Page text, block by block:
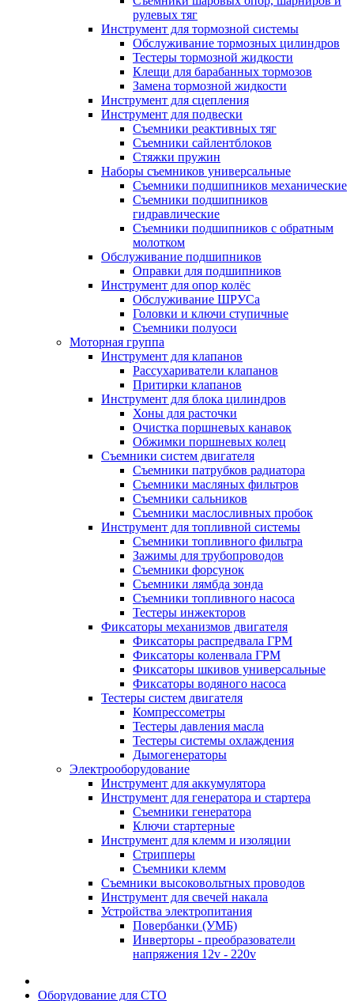
рулевых тяг
Инструмент для тормозной системы
Обслуживание тормозных цилиндров
Тестеры тормозной жидкости
Клещи для барабанных тормозов
Замена тормозной жидкости
Инструмент для сцепления
Инструмент для подвески
Съемники реактивных тяг
Съемники сайлентблоков
Стяжки пружин
Наборы съемников универсальные
Съемники подшипников механические
Съемники подшипников
гидравлические
Съемники подшипников с обратным
молотком
Обслуживание подшипников
Оправки для подшипников
Инструмент для опор колёс
Обслуживание ШРУСа
Головки и ключи ступичные
Съемники полуоси
Моторная группа
Инструмент для клапанов
Рассухариватели клапанов
Притирки клапанов
Инструмент для блока цилиндров
Хоны для расточки
Очистка поршневых канавок
Обжимки поршневых колец
Съемники систем двигателя
Съемники патрубков радиатора
Съемники масляных фильтров
Съемники сальников
Съемники маслосливных пробок
Инструмент для топливной системы
Съемники топливного фильтра
Зажимы для трубопроводов
Съемники форсунок
Съемники лямбда зонда
Съемники топливного насоса
Тестеры инжекторов
Фиксаторы механизмов двигателя
Фиксаторы распредвала ГРМ
Фиксаторы коленвала ГРМ
Фиксаторы шкивов универсальные
Фиксаторы водяного насоса
Тестеры систем двигателя
Компрессометры
Тестеры давления масла
Тестеры системы охлаждения
Дымогенераторы
Электрооборудование
Инструмент для аккумулятора
Инструмент для генератора и стартера
Съемники генератора
Ключи стартерные
Инструмент для клемм и изоляции
Стрипперы
Съемники клемм
Съемники высоковольтных проводов
Инструмент для свечей накала
Устройства электропитания
Повербанки (УМБ)
Инверторы - преобразователи
напряжения 12v - 220v
Оборудование для СТО